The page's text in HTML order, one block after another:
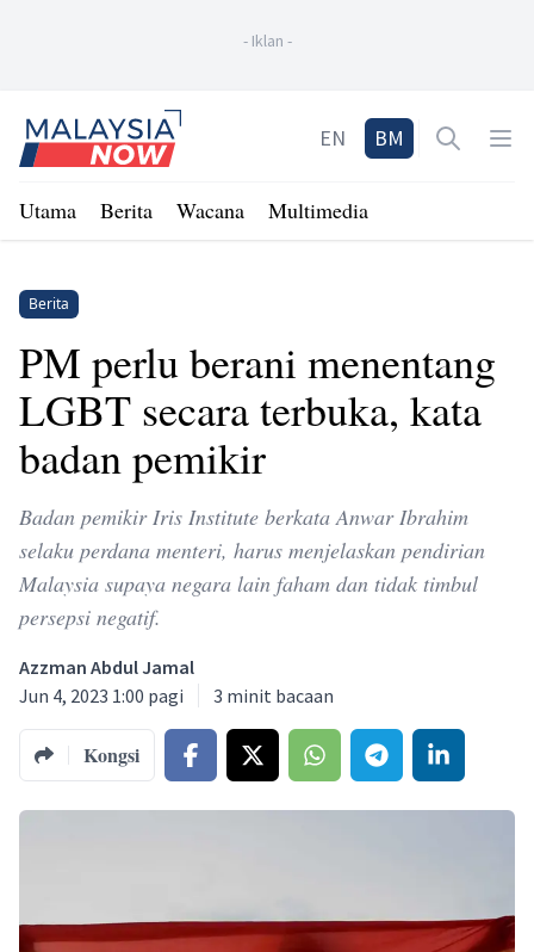
- Iklan -
Home
EN BM Open
Utama Berita Wacana Multimedia
Berita
PM perlu berani menentang
LGBT secara terbuka, kata
badan pemikir
Badan pemikir Iris Institute berkata Anwar Ibrahim
selaku perdana menteri, harus menjelaskan pendirian
Malaysia supaya negara lain faham dan tidak timbul
persepsi negatif.
Azzman Abdul Jamal
Jun 4, 2023 1:00 pagi
3 minit bacaan
Kongsi